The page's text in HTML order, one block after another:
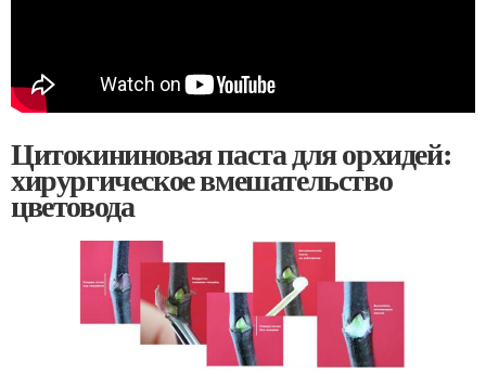
Цитокининовая паста для орхидей:
хирургическое вмешательство
цветовода